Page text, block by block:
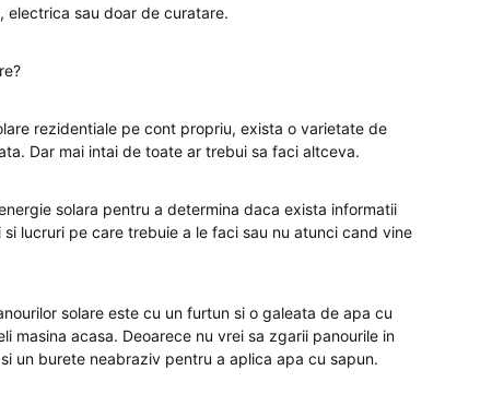
electrica sau doar de curatare.
rezidentiale pe cont propriu, exista o varietate de
Dar mai intai de toate ar trebui sa faci altceva.
solara pentru a determina daca exista informatii
lucruri pe care trebuie a le faci sau nu atunci cand vine
solare este cu un furtun si o galeata de apa cu
masina acasa. Deoarece nu vrei sa zgarii panourile in
un burete neabraziv pentru a aplica apa cu sapun.